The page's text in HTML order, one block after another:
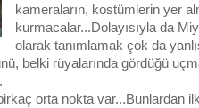
kameraların, kostümlerin yer
kurmacalar...Dolayısıyla da
olarak tanımlamak çok da
belki rüyalarında gördüğü
orta nokta var...Bunlardan